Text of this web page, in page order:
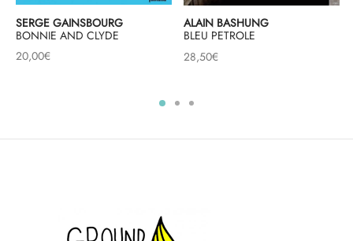
SERGE GAINSBOURG
BONNIE AND CLYDE
20,00€
ALAIN BASHUNG
BLEU PETROLE
28,50€